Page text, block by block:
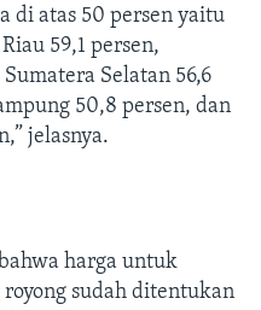
di atas 50 persen yaitu
59,1 persen,
Selatan 56,6
50,8 persen, dan
jelasnya.
harga untuk
sudah ditentukan